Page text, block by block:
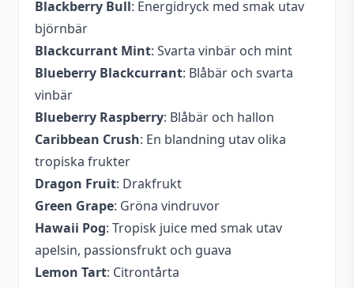
Blackberry Bull: Energidryck med smak utav
björnbär
Blackcurrant Mint: Svarta vinbär och mint
Blueberry Blackcurrant: Blåbär och svarta
vinbär
Blueberry Raspberry: Blåbär och hallon
Caribbean Crush: En blandning utav olika
tropiska frukter
Dragon Fruit: Drakfrukt
Green Grape: Gröna vindruvor
Hawaii Pog: Tropisk juice med smak utav
apelsin, passionsfrukt och guava
Lemon Tart: Citrontårta